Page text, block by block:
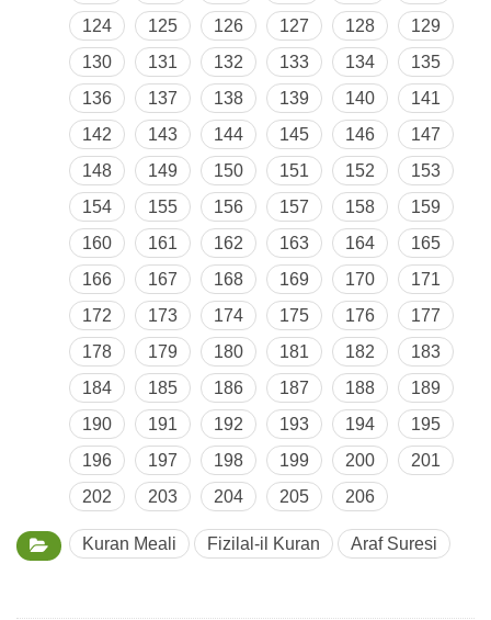
124
125 126 127 128
129
130
131 132 133 134
135
136
137 138 139 140
141
142
143 144 145 146
147
148
149 150 151 152
153
154
155 156 157 158
159
160
161 162 163 164
165
166
167 168 169 170
171
172
173 174 175 176
177
178
179 180 181 182
183
184
185 186 187 188
189
190
191 192 193 194
195
196
197 198 199 200
201
202
203 204 205 206
Kuran Meali Fizilal-il Kuran Araf Suresi